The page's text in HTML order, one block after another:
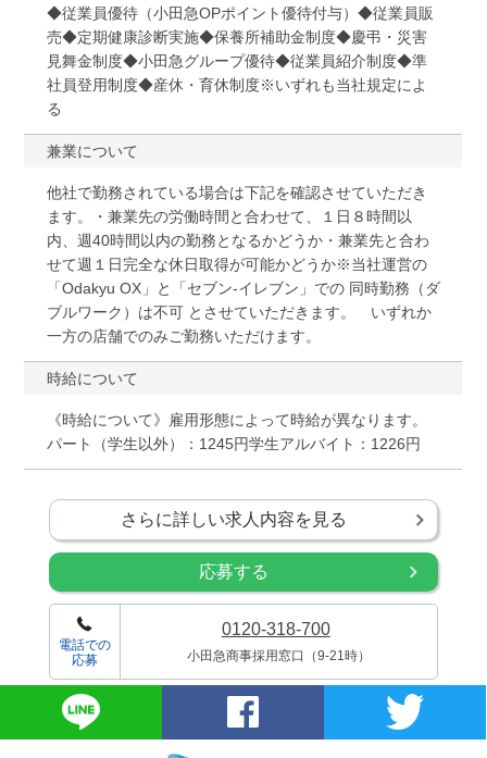
◆従業員優待（小田急OPポイント優待付与）◆従業員販
売◆定期健康診断実施◆保養所補助金制度◆慶弔・災害
見舞金制度◆小田急グループ優待◆従業員紹介制度◆準
社員登用制度◆産休・育休制度※いずれも当社規定によ
る
兼業について
他社で勤務されている場合は下記を確認させていただき
ます。・兼業先の労働時間と合わせて、１日８時間以
内、週40時間以内の勤務となるかどうか・兼業先と合わ
せて週１日完全な休日取得が可能かどうか※当社運営の
「Odakyu OX」と「セブン-イレブン」での 同時勤務（ダ
ブルワーク）は不可 とさせていただきます。 いずれか
一方の店舗でのみご勤務いただけます。
時給について
《時給について》雇用形態によって時給が異なります。
パート（学生以外）：1245円学生アルバイト：1226円
さらに詳しい求人内容を見る
応募する
電話での
応募
0120-318-700
小田急商事採用窓口（9-21時）